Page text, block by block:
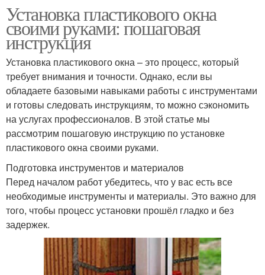
Установка пластикового окна
своими руками: пошаговая
инструкция
Установка пластикового окна – это процесс, который
требует внимания и точности. Однако, если вы
обладаете базовыми навыками работы с инструментами
и готовы следовать инструкциям, то можно сэкономить
на услугах профессионалов. В этой статье мы
рассмотрим пошаговую инструкцию по установке
пластикового окна своими руками.
Подготовка инструментов и материалов
Перед началом работ убедитесь, что у вас есть все
необходимые инструменты и материалы. Это важно для
того, чтобы процесс установки прошёл гладко и без
задержек.